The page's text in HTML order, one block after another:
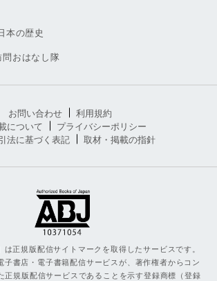
本の歴史
おはなし隊
お問い合わせ
利用規約
について
プライバシーポリシー
法に基づく表記
取材・掲載の指針
正規版配信サイトマークを取得したサービスです。
子書店・電子書籍配信サービスが、著作権者からコン
正規版配信サービスであることを示す登録商標（登録